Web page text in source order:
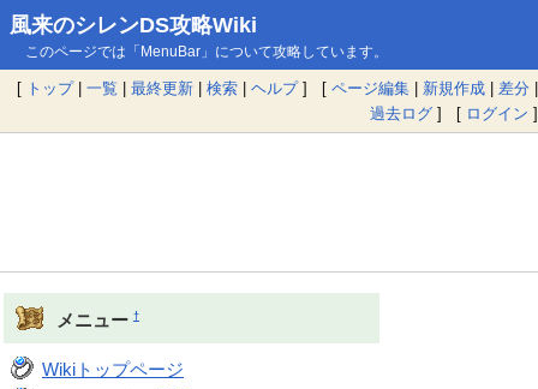
風来のシレンDS攻略Wiki
このページでは「MenuBar」について攻略しています。
[ トップ| 一覧 | 最終更新 | 検索 | ヘルプ] [ ページ編集 | 新規作成 | 差分 |
過去ログ ] [ ログイン ]
メニュー †
Wikiトップページ